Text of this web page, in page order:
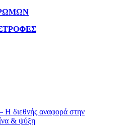
διεθνής αναφορά στην
& ψύξη